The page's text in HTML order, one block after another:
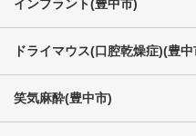
インプラント(豊中市)
ドライマウス(口腔乾燥症)(豊中
笑気麻酔(豊中市)